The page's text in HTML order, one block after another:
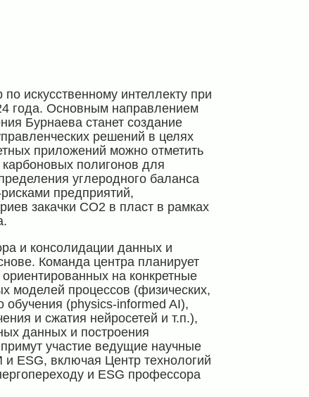
искусственному интеллекту при
года. Основным направлением
Бурнаева станет создание
решений в целях
приложений можно отметить
полигонов для
углеродного баланса
предприятий,
закачки СО2 в пласт в рамках
и консолидации данных и
Команда центра планирует
на конкретные
моделей процессов (физических,
обучения (physics-informed AI),
и сжатия нейросетей и т.п.),
данных и построения
участие ведущие научные
ESG, включая Центр технологий
и ESG профессора